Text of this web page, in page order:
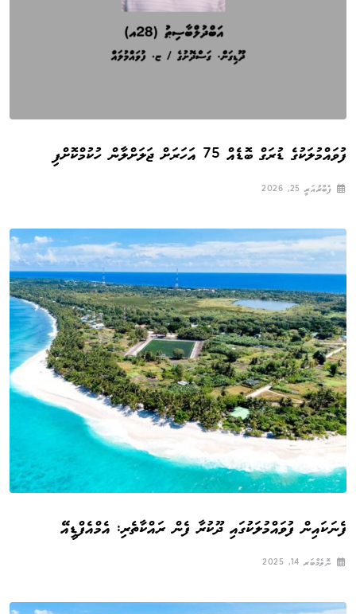
ފުވައްމުލަކުގެ ޑުރަގް ބޮޑެއް 75 އަހަރަށް ޖަލަށްލާން ހުކުމްކޮށްފި
ފެބްރުއަރީ 25, 2026
ފެނަކައިން ފުވައްމުލަކުގައި ދޫކުރާ ފެން ރައްކާތެރި: އެމްއެފްޑީއޭ
ނޮވެމްބަރ 14, 2025